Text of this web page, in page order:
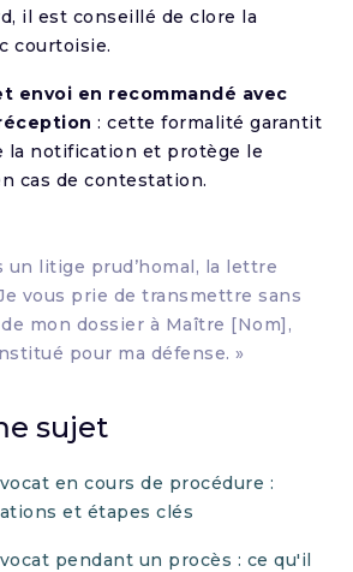
il est conseillé de clore la
courtoisie.
envoi en recommandé avec
: cette formalité garantit
la notification et protège le
cas de contestation.
un litige prud’homal, la lettre
vous prie de transmettre sans
mon dossier à Maître [Nom],
pour ma défense. »
sujet
en cours de procédure :
et étapes clés
pendant un procès : ce qu'il